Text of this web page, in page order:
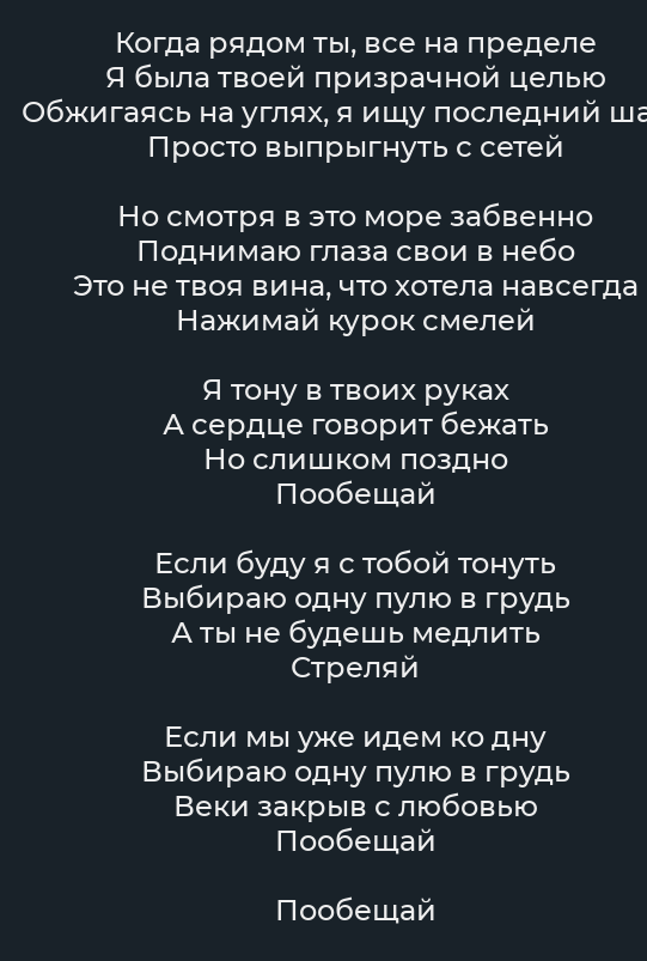
Когда рядом ты, все на пределе
Я была твоей призрачной целью
Обжигаясь на углях, я ищу последний
Просто выпрыгнуть с сетей
Но смотря в это море забвенно
Поднимаю глаза свои в небо
Это не твоя вина, что хотела навсегда
Нажимай курок смелей
Я тону в твоих руках
А сердце говорит бежать
Но слишком поздно
Пообещай
Если буду я с тобой тонуть
Выбираю одну пулю в грудь
А ты не будешь медлить
Стреляй
Если мы уже идем ко дну
Выбираю одну пулю в грудь
Веки закрыв с любовью
Пообещай
Пообещай